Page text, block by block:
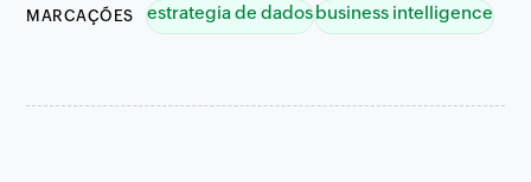
MARCAÇÕES estrategia de dadosbusiness intelligence